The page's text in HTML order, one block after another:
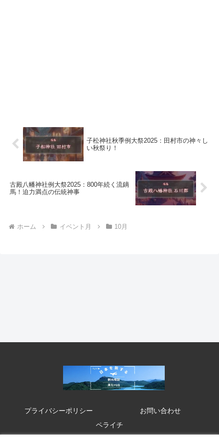
子松神社秋季例大祭2025：田村市の神々し
い秋祭り！
古殿八幡神社例大祭2025：800年続く流鏑
馬！迫力満点の伝統神事
ホーム イベント月 10月
プライバシーポリシー
お問い合わせ
ペライチ